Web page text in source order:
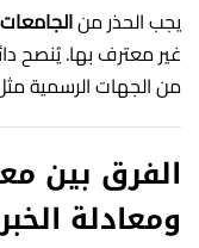
يجب الحذر من
غير معترف بها. يُنصح
من الجهات الرسمية مثل
الفرق بين
ومعادلة